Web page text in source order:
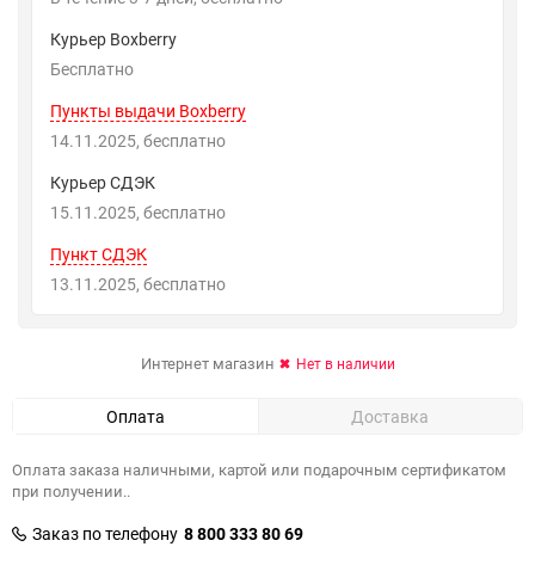
Курьер Boxberry
Бесплатно
Пункты выдачи Boxberry
14.11.2025
Бесплатно
Курьер СДЭК
15.11.2025
Бесплатно
Пункт СДЭК
13.11.2025
Бесплатно
Интернет магазин Нет в наличии
Оплата Доставка
Оплата заказа наличными, картой или подарочным сертификатом
при получении..
Заказ по телефону 8 800 333 80 69